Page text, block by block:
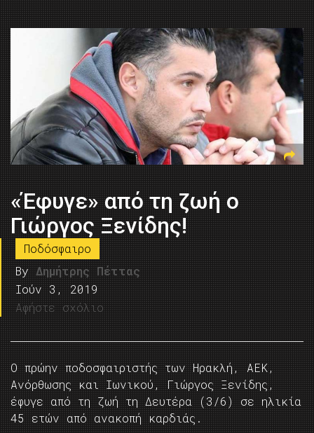
«Έφυγε» από τη ζωή ο
Γιώργος Ξενίδης!
Ποδόσφαιρο
By Δημήτρης Πέττας
Ιούν 3, 2019
Αφήστε σχόλιο
Ο πρώην ποδοσφαιριστής των Ηρακλή, ΑΕΚ,
Ανόρθωσης και Ιωνικού, Γιώργος Ξενίδης,
έφυγε από τη ζωή τη Δευτέρα (3/6) σε ηλικία
45 ετών από ανακοπή καρδιάς.